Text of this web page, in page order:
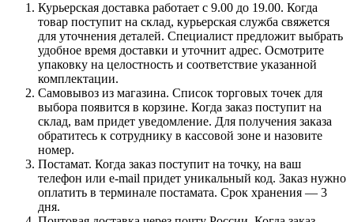
Курьерская доставка работает с 9.00 до 19.00. Когда
товар поступит на склад, курьерская служба свяжется
для уточнения деталей. Специалист предложит выбрать
удобное время доставки и уточнит адрес. Осмотрите
упаковку на целостность и соответствие указанной
комплектации.
Самовывоз из магазина. Список торговых точек для
выбора появится в корзине. Когда заказ поступит на
склад, вам придет уведомление. Для получения заказа
обратитесь к сотруднику в кассовой зоне и назовите
номер.
Постамат. Когда заказ поступит на точку, на ваш
телефон или e-mail придет уникальный код. Заказ нужно
оплатить в терминале постамата. Срок хранения — 3
дня.